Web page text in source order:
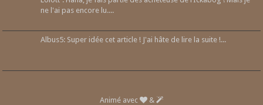
ne l'ai pas encore lu....
Albus5: Super idée cet article ! J'ai hâte de lire la suite !...
Animé avec &